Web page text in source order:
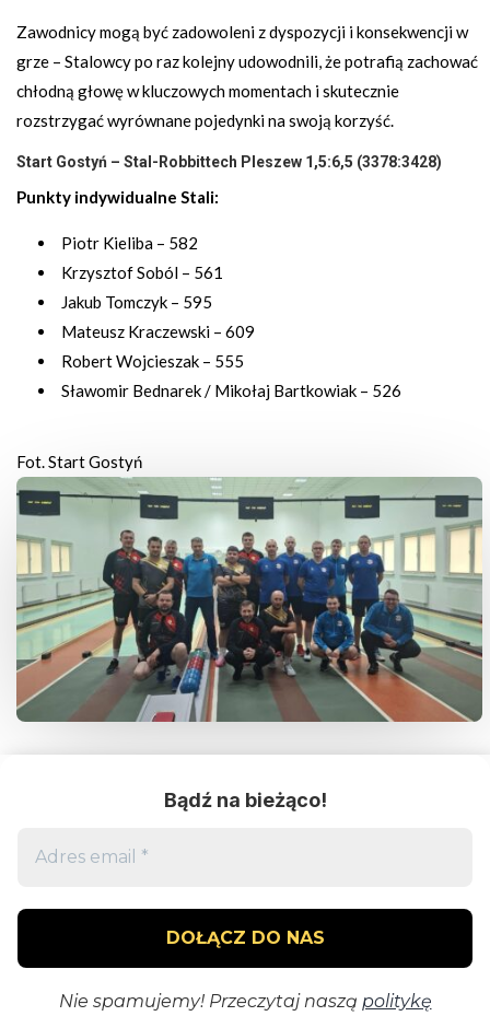
Zawodnicy mogą być zadowoleni z dyspozycji i konsekwencji w
grze – Stalowcy po raz kolejny udowodnili, że potrafią zachować
chłodną głowę w kluczowych momentach i skutecznie
rozstrzygać wyrównane pojedynki na swoją korzyść.
Start Gostyń – Stal-Robbittech Pleszew 1,5:6,5 (3378:3428)
Punkty indywidualne Stali:
Piotr Kieliba – 582
Krzysztof Soból – 561
Jakub Tomczyk – 595
Mateusz Kraczewski – 609
Robert Wojcieszak – 555
Sławomir Bednarek / Mikołaj Bartkowiak – 526
Fot. Start Gostyń